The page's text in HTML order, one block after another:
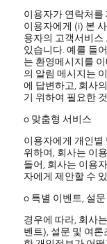
이용자가 연락처
이용자에게 (i) 본
용자의 고객서비스
있습니다. 예를 들
는 환영메시지를
의 알림 메시지는
에 답변하고, 회사
기 위하여 필요한
ο 맞춤형 서비스
이용자에게 개인별
위하여, 회사는 이
들어, 회사는 이용
자에게 제안할 수
ο 특별 이벤트, 설
경우에 따라, 회사
벤트), 설문 및 여